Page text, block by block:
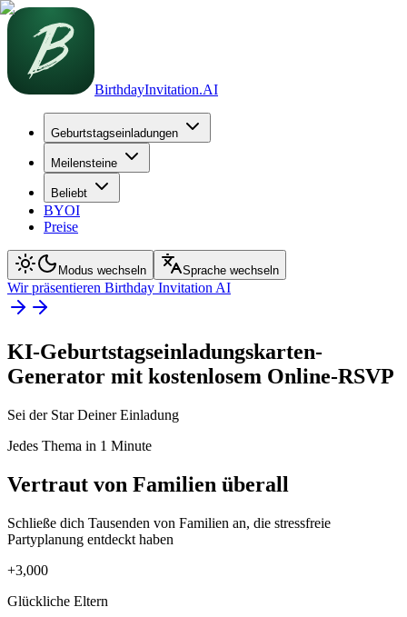
BirthdayInvitation.AI
Geburtstagseinladungen
Meilensteine
Beliebt
BYOI
Preise
Modus wechseln Sprache wechseln
Wir präsentieren Birthday Invitation AI
KI-Geburtstagseinladungskarten-
Generator mit kostenlosem Online-RSVP
Sei der Star Deiner Einladung
Jedes Thema in 1 Minute
Vertraut von Familien überall
Schließe dich Tausenden von Familien an, die stressfreie
Partyplanung entdeckt haben
+3,000
Glückliche Eltern